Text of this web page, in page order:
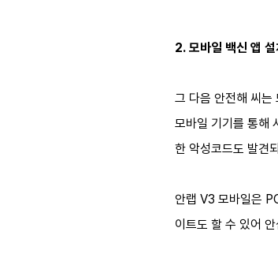
2. 모바일 백신 앱 설
그 다음 안전해 씨는
모바일 기기를 통해
한 악성코드도 발견
안랩 V3 모바일은
이트도 할 수 있어